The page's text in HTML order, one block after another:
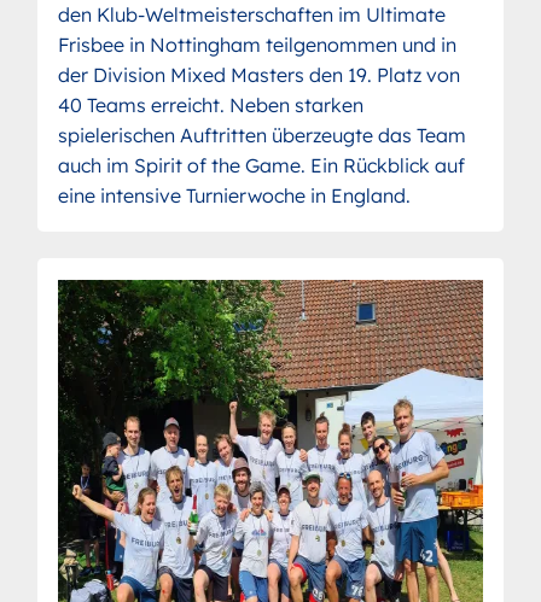
den Klub-Weltmeisterschaften im Ultimate
Frisbee in Nottingham teilgenommen und in
der Division Mixed Masters den 19. Platz von
40 Teams erreicht. Neben starken
spielerischen Auftritten überzeugte das Team
auch im Spirit of the Game. Ein Rückblick auf
eine intensive Turnierwoche in England.